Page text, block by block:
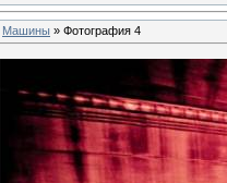
Машины » Фотография 4